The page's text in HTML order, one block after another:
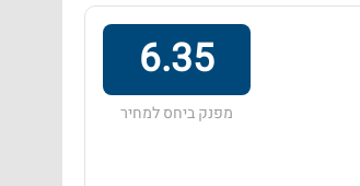
6.35
מפנק ביחס למחיר